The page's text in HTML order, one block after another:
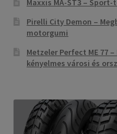
Maxxis MA-ST3 –
Pirelli City Demon –
motorgumi
Metzeler Perfect ME 77
kényelmes városi és